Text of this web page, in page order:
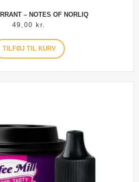
– NOTES OF NORLIQ
49,00
kr.
TILFØJ TIL KURV